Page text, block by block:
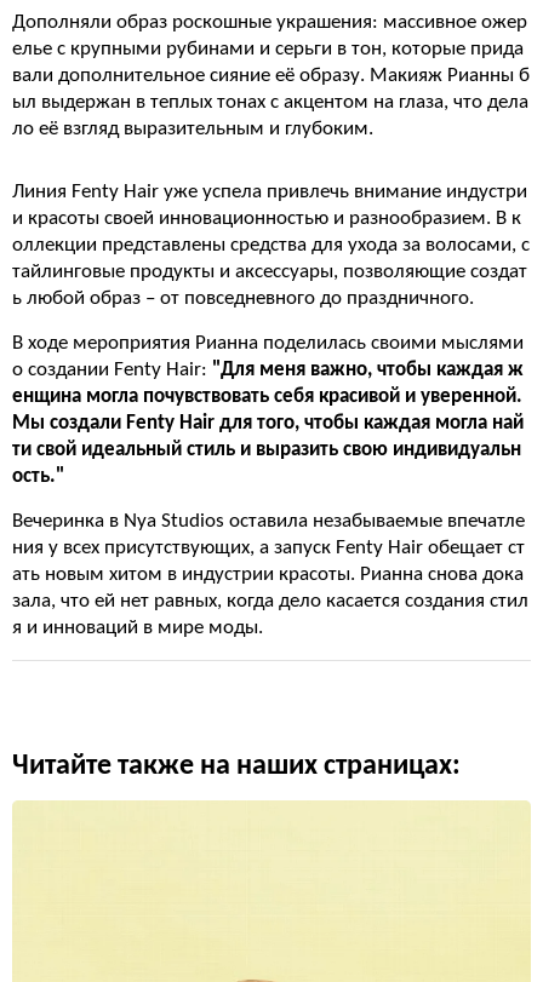
Дополняли образ роскошные украшения: массивное ожер
елье с крупными рубинами и серьги в тон, которые прида
вали дополнительное сияние её образу. Макияж Рианны б
ыл выдержан в теплых тонах с акцентом на глаза, что дела
ло её взгляд выразительным и глубоким.
Линия Fenty Hair уже успела привлечь внимание индустри
и красоты своей инновационностью и разнообразием. В к
оллекции представлены средства для ухода за волосами, с
тайлинговые продукты и аксессуары, позволяющие создат
ь любой образ – от повседневного до праздничного.
В ходе мероприятия Рианна поделилась своими мыслями
о создании Fenty Hair: "Для меня важно, чтобы каждая ж
енщина могла почувствовать себя красивой и уверенной.
Мы создали Fenty Hair для того, чтобы каждая могла най
ти свой идеальный стиль и выразить свою индивидуальн
ость."
Вечеринка в Nya Studios оставила незабываемые впечатле
ния у всех присутствующих, а запуск Fenty Hair обещает ст
ать новым хитом в индустрии красоты. Рианна снова дока
зала, что ей нет равных, когда дело касается создания стил
я и инноваций в мире моды.
Читайте также на наших страницах: